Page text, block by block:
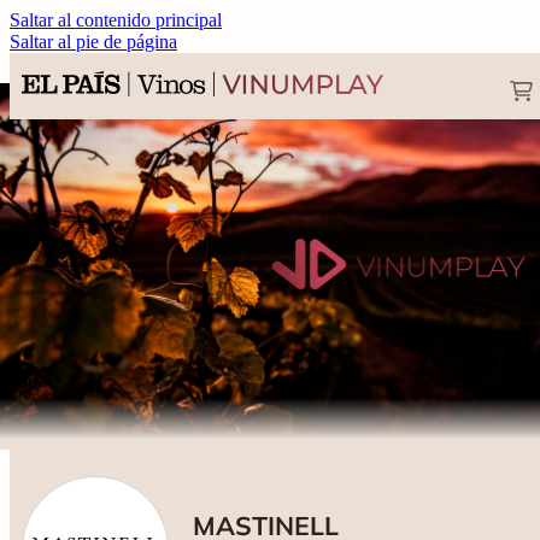
Saltar al contenido principal
Saltar al pie de página
MASTINELL